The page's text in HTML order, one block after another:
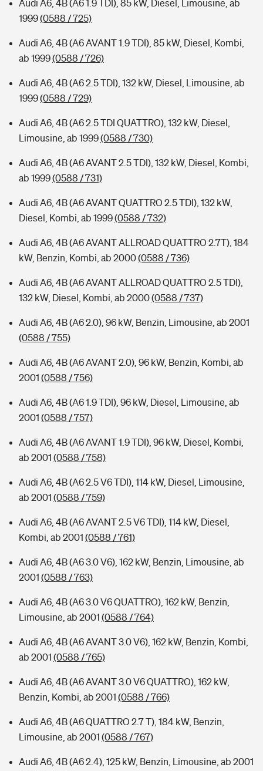
Audi A6, 4B (A6 1.9 TDI), 85 kW, Diesel, Limousine, ab
1999(0588 / 725)
Audi A6, 4B (A6 AVANT 1.9 TDI), 85 kW, Diesel, Kombi,
ab 1999(0588 / 726)
Audi A6, 4B (A6 2.5 TDI), 132 kW, Diesel, Limousine, ab
1999(0588 / 729)
Audi A6, 4B (A6 2.5 TDI QUATTRO), 132 kW, Diesel,
Limousine, ab 1999(0588 / 730)
Audi A6, 4B (A6 AVANT 2.5 TDI), 132 kW, Diesel, Kombi,
ab 1999(0588 / 731)
Audi A6, 4B (A6 AVANT QUATTRO 2.5 TDI), 132 kW,
Diesel, Kombi, ab 1999(0588 / 732)
Audi A6, 4B (A6 AVANT ALLROAD QUATTRO 2.7T), 184
kW, Benzin, Kombi, ab 2000(0588 / 736)
Audi A6, 4B (A6 AVANT ALLROAD QUATTRO 2.5 TDI),
132 kW, Diesel, Kombi, ab 2000(0588 / 737)
Audi A6, 4B (A6 2.0), 96 kW, Benzin, Limousine, ab 2001
(0588 / 755)
Audi A6, 4B (A6 AVANT 2.0), 96 kW, Benzin, Kombi, ab
2001 (0588 / 756)
Audi A6, 4B (A6 1.9 TDI), 96 kW, Diesel, Limousine, ab
2001 (0588 / 757)
Audi A6, 4B (A6 AVANT 1.9 TDI), 96 kW, Diesel, Kombi,
ab 2001 (0588 / 758)
Audi A6, 4B (A6 2.5 V6 TDI), 114 kW, Diesel, Limousine,
ab 2001 (0588 / 759)
Audi A6, 4B (A6 AVANT 2.5 V6 TDI), 114 kW, Diesel,
Kombi, ab 2001 (0588 / 761)
Audi A6, 4B (A6 3.0 V6), 162 kW, Benzin, Limousine, ab
2001 (0588 / 763)
Audi A6, 4B (A6 3.0 V6 QUATTRO), 162 kW, Benzin,
Limousine, ab 2001 (0588 / 764)
Audi A6, 4B (A6 AVANT 3.0 V6), 162 kW, Benzin, Kombi,
ab 2001 (0588 / 765)
Audi A6, 4B (A6 AVANT 3.0 V6 QUATTRO), 162 kW,
Benzin, Kombi, ab 2001 (0588 / 766)
Audi A6, 4B (A6 QUATTRO 2.7 T), 184 kW, Benzin,
Limousine, ab 2001 (0588 / 767)
Audi A6, 4B (A6 2.4), 125 kW, Benzin, Limousine, ab 2001